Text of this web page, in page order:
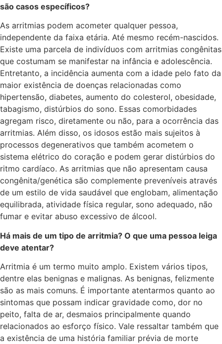
são casos específicos?
As arritmias podem acometer qualquer pessoa,
independente da faixa etária. Até mesmo recém-nascidos.
Existe uma parcela de indivíduos com arritmias congênitas
que costumam se manifestar na infância e adolescência.
Entretanto, a incidência aumenta com a idade pelo fato da
maior existência de doenças relacionadas como
hipertensão, diabetes, aumento do colesterol, obesidade,
tabagismo, distúrbios do sono. Essas comorbidades
agregam risco, diretamente ou não, para a ocorrência das
arritmias. Além disso, os idosos estão mais sujeitos à
processos degenerativos que também acometem o
sistema elétrico do coração e podem gerar distúrbios do
ritmo cardíaco. As arritmias que não apresentam causa
congênita/genética são complemente preveníveis através
de um estilo de vida saudável que englobam, alimentação
equilibrada, atividade física regular, sono adequado, não
fumar e evitar abuso excessivo de álcool.
Há mais de um tipo de arritmia? O que uma pessoa leiga
deve atentar?
Arritmia é um termo muito amplo. Existem vários tipos,
dentre elas benignas e malignas. As benignas, felizmente
são as mais comuns. É importante atentarmos quanto ao
sintomas que possam indicar gravidade como, dor no
peito, falta de ar, desmaios principalmente quando
relacionados ao esforço físico. Vale ressaltar também que
a existência de uma história familiar prévia de morte